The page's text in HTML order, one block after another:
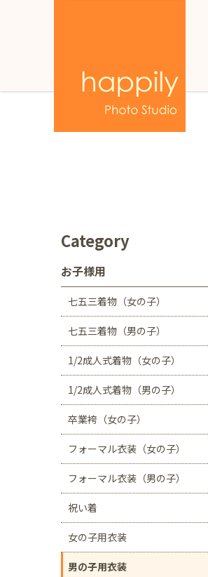
Category
お子様用
七五三着物（女の子）
七五三着物（男の子）
1/2成人式着物（女の子）
1/2成人式着物（男の子）
卒業袴（女の子）
フォーマル衣装（女の子）
フォーマル衣装（男の子）
祝い着
女の子用衣装
男の子用衣装